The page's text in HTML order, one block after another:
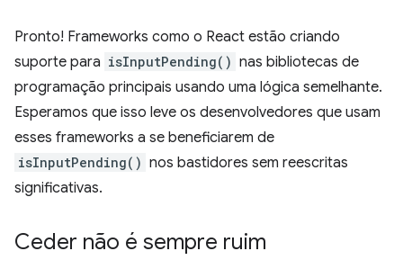
Pronto! Frameworks como o React estão criando
suporte para isInputPending() nas bibliotecas de
programação principais usando uma lógica semelhante.
Esperamos que isso leve os desenvolvedores que usam
esses frameworks a se beneficiarem de
isInputPending() nos bastidores sem reescritas
significativas.
Ceder não é sempre ruim